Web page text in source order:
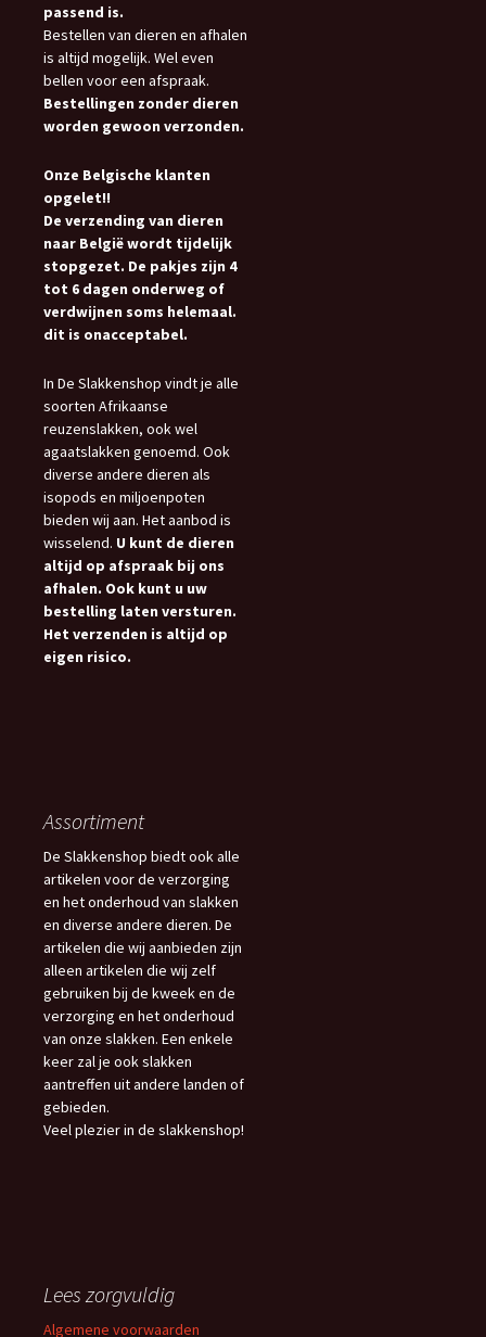
passend is.
Bestellen van dieren en afhalen
is altijd mogelijk. Wel even
bellen voor een afspraak.
Bestellingen zonder dieren
worden gewoon verzonden.
Onze Belgische klanten
opgelet!!
De verzending van dieren
naar België wordt tijdelijk
stopgezet. De pakjes zijn 4
tot 6 dagen onderweg of
verdwijnen soms helemaal.
dit is onacceptabel.
In De Slakkenshop vindt je alle
soorten Afrikaanse
reuzenslakken, ook wel
agaatslakken genoemd. Ook
diverse andere dieren als
isopods en miljoenpoten
bieden wij aan. Het aanbod is
wisselend. U kunt de dieren
altijd op afspraak bij ons
afhalen. Ook kunt u uw
bestelling laten versturen.
Het verzenden is altijd op
eigen risico.
Assortiment
De Slakkenshop biedt ook alle
artikelen voor de verzorging
en het onderhoud van slakken
en diverse andere dieren. De
artikelen die wij aanbieden zijn
alleen artikelen die wij zelf
gebruiken bij de kweek en de
verzorging en het onderhoud
van onze slakken. Een enkele
keer zal je ook slakken
aantreffen uit andere landen of
gebieden.
Veel plezier in de slakkenshop!
Lees zorgvuldig
Algemene voorwaarden